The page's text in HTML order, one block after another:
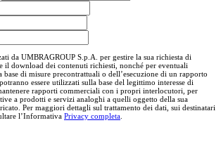
da UMBRAGROUP S.p.A. per gestire la sua richiesta di
il download dei contenuti richiesti, nonché per eventuali
base di misure precontrattuali o dell’esecuzione di un rapporto
essere utilizzati sulla base del legittimo interesse di
rapporti commerciali con i propri interlocutori, per
a prodotti e servizi analoghi a quelli oggetto della sua
Per maggiori dettagli sul trattamento dei dati, sui destinatari
l’Informativa Privacy completa